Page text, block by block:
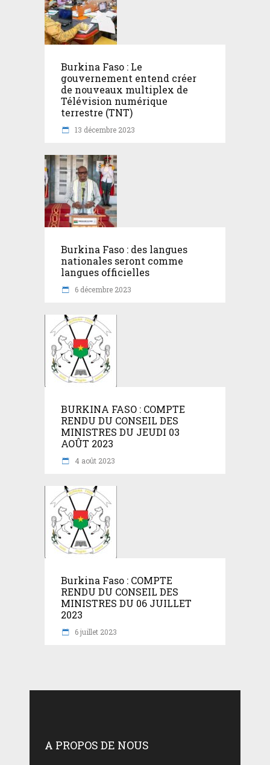
Burkina Faso : Le
gouvernement entend créer
de nouveaux multiplex de
Télévision numérique
terrestre (TNT)
13 décembre 2023
Burkina Faso : des langues
nationales seront comme
langues officielles
6 décembre 2023
BURKINA FASO : COMPTE
RENDU DU CONSEIL DES
MINISTRES DU JEUDI 03
AOÛT 2023
4 août 2023
Burkina Faso : COMPTE
RENDU DU CONSEIL DES
MINISTRES DU 06 JUILLET
2023
6 juillet 2023
A PROPOS DE NOUS